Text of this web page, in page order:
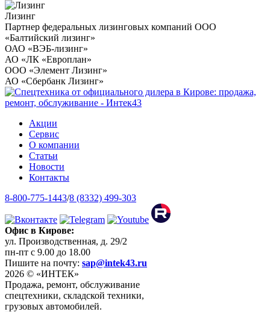
Лизинг
Партнер федеральных лизинговых компаний ООО
«Балтийский лизинг»
ОАО «ВЭБ-лизинг»
АО «ЛК «Европлан»
ООО «Элемент Лизинг»
АО «Сбербанк Лизинг»
Акции
Сервис
О компании
Статьи
Новости
Контакты
8-800-775-1443/8 (8332) 499-303
Офис в Кирове:
ул. Производственная, д. 29/2
пн-пт с 9.00 до 18.00
Пишите на почту: sap@intek43.ru
2026 © «ИНТЕК»
Продажа, ремонт, обслуживание
спецтехники, складской техники,
грузовых автомобилей.